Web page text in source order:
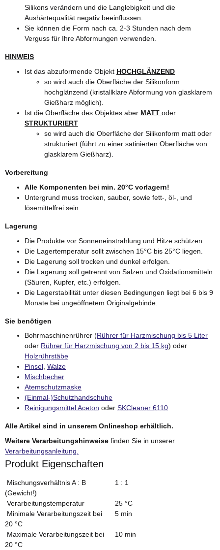
Silikons verändern und die Langlebigkeit und die
Aushärtequalität negativ beeinflussen.
Sie können die Form nach ca. 2-3 Stunden nach dem
Verguss für Ihre Abformungen verwenden.
HINWEIS
Ist das abzuformende Objekt HOCHGLÄNZEND
so wird auch die Oberfläche der Silikonform
hochglänzend (kristallklare Abformung von glasklarem
Gießharz möglich).
Ist die Oberfläche des Objektes aber MATT oder
STRUKTURIERT
so wird auch die Oberfläche der Silikonform matt oder
strukturiert (führt zu einer satinierten Oberfläche von
glasklarem Gießharz).
Vorbereitung
Alle Komponenten bei min. 20°C vorlagern!
Untergrund muss trocken, sauber, sowie fett-, öl-, und
lösemittelfrei sein.
Lagerung
Die Produkte vor Sonneneinstrahlung und Hitze schützen.
Die Lagertemperatur sollt zwischen 15°C bis 25°C liegen.
Die Lagerung soll trocken und dunkel erfolgen.
Die Lagerung soll getrennt von Salzen und Oxidationsmitteln
(Säuren, Kupfer, etc.) erfolgen.
Die Lagerstabilität unter diesen Bedingungen liegt bei 6 bis 9
Monate bei ungeöffnetem Originalgebinde.
Sie benötigen
Bohrmaschinenrührer (Rührer für Harzmischung bis 5 Liter
oder Rührer für Harzmischung von 2 bis 15 kg) oder
Holzrührstäbe
Pinsel, Walze
Mischbecher
Atemschutzmaske
(Einmal-)Schutzhandschuhe
Reinigungsmittel Aceton oder SKCleaner 6110
Alle Artikel sind in unserem Onlineshop erhältlich.
Weitere Verarbeitungshinweise finden Sie in unserer
Verarbeitungsanleitung.
Produkt Eigenschaften
Mischungsverhältnis A : B
(Gewicht!)
1 : 1
Verarbeitungstemperatur
25 °C
Minimale Verarbeitungszeit bei
20 °C
5 min
Maximale Verarbeitungszeit bei
20 °C
10 min